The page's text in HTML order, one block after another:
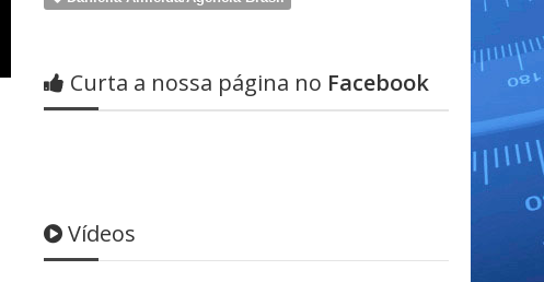
Curta a nossa página no Facebook
Vídeos